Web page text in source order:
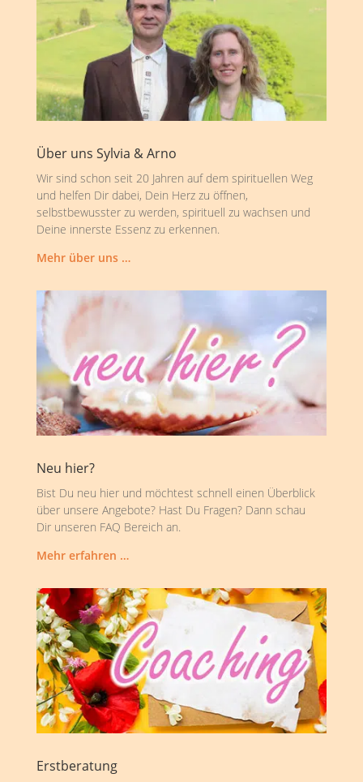
Über uns Sylvia & Arno
Wir sind schon seit 20 Jahren auf dem spirituellen Weg
und helfen Dir dabei, Dein Herz zu öffnen,
selbstbewusster zu werden, spirituell zu wachsen und
Deine innerste Essenz zu erkennen.
Mehr über uns …
Neu hier?
Bist Du neu hier und möchtest schnell einen Überblick
über unsere Angebote? Hast Du Fragen? Dann schau
Dir unseren FAQ Bereich an.
Mehr erfahren …
Erstberatung